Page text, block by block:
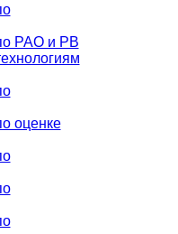
РАО и РВ
оценке